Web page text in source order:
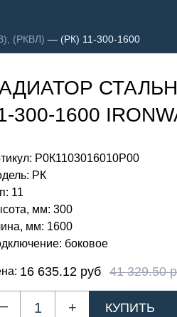
(РКВЛ) — (РК) 11-300-1600
300-1600
Р0К1103016010P00
РК
11
мм: 300
мм: 1600
боковое
16 635.12 руб 41 329.50
– +